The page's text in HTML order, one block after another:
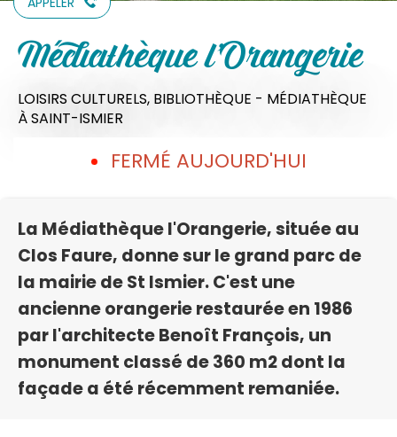
Médiathèque l'Orangerie
LOISIRS CULTURELS, BIBLIOTHÈQUE - MÉDIATHÈQUE
À SAINT-ISMIER
FERMÉ AUJOURD'HUI
La Médiathèque l'Orangerie, située au
Clos Faure, donne sur le grand parc de
la mairie de St Ismier. C'est une
ancienne orangerie restaurée en 1986
par l'architecte Benoît François, un
monument classé de 360 m2 dont la
façade a été récemment remaniée.